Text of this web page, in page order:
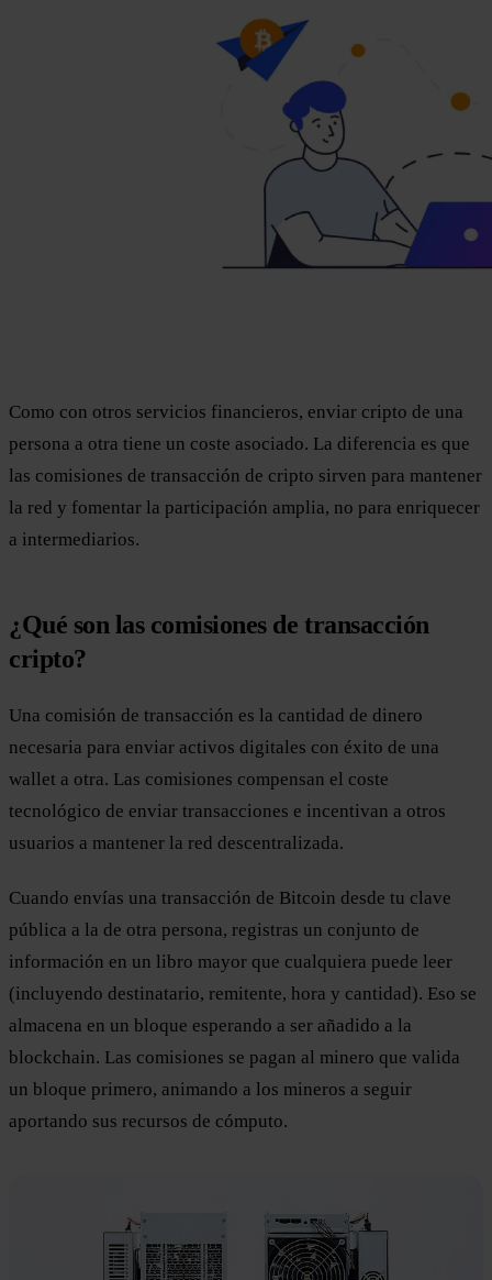
Como con otros servicios financieros, enviar cripto de una
persona a otra tiene un coste asociado. La diferencia es que
las comisiones de transacción de cripto sirven para mantener
la red y fomentar la participación amplia, no para enriquecer
a intermediarios.
¿Qué son las comisiones de transacción
cripto?
Una comisión de transacción es la cantidad de dinero
necesaria para enviar activos digitales con éxito de una
wallet a otra. Las comisiones compensan el coste
tecnológico de enviar transacciones e incentivan a otros
usuarios a mantener la red descentralizada.
Cuando envías una transacción de Bitcoin desde tu clave
pública a la de otra persona, registras un conjunto de
información en un libro mayor que cualquiera puede leer
(incluyendo destinatario, remitente, hora y cantidad). Eso se
almacena en un bloque esperando a ser añadido a la
blockchain. Las comisiones se pagan al minero que valida
un bloque primero, animando a los mineros a seguir
aportando sus recursos de cómputo.